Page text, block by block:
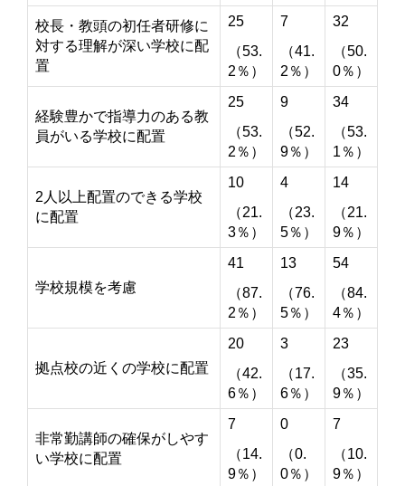
校長・教頭の初任者研修に
対する理解が深い学校に配
置
25 7
32
（53.
2％）
（41.
2％）
（50.
0％）
経験豊かで指導力のある教
員がいる学校に配置
25 9
34
（53.
2％）
（52.
9％）
（53.
1％）
2人以上配置のできる学校
に配置
10 4
14
（21.
3％）
（23.
5％）
（21.
9％）
学校規模を考慮
41 13
54
（87.
2％）
（76.
5％）
（84.
4％）
拠点校の近くの学校に配置
20 3
23
（42.
6％）
（17.
6％）
（35.
9％）
非常勤講師の確保がしやす
い学校に配置
7 0
7
（14.
9％）
（0.
0％）
（10.
9％）